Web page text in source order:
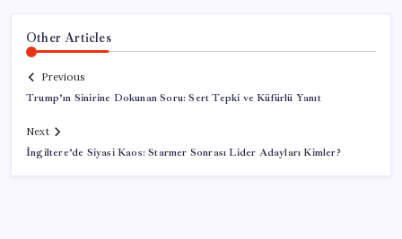
Other Articles
Previous
Trump’ın Sinirine Dokunan Soru: Sert Tepki ve Küfürlü Yanıt
Next
İngiltere’de Siyasi Kaos: Starmer Sonrası Lider Adayları Kimler?